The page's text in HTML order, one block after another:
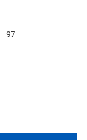
97